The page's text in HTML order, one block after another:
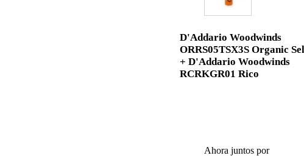
D'Addario Woodwinds
ORRS05TSX3S Organic
+ D'Addario Woodwinds
RCRKGR01 Rico
Ahora juntos por